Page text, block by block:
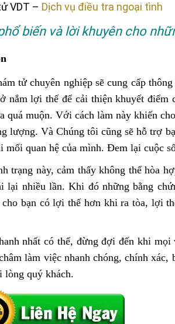
VDT – Dịch vụ điều tra ngoại tình
biến và lời khuyên cho
tử chuyên nghiệp sẽ cung cấp
nắm lợi thế để cải thiện khuyết điểm
muộn. Với cách làm này khiến
lượng. Và Chúng tôi cũng sẽ hỗ trợ
mối quan hệ của mình. Đem lại cuộc
trạng này, cảm thấy không thể hòa
nhiều lần. Khi đó những bằng
bạn có lợi thế hơn khi ra tòa, lợi
nhất có thể, đừng đợi đến khi mọi
làm việc nhanh chóng, chính xác,
lòng quý khách.